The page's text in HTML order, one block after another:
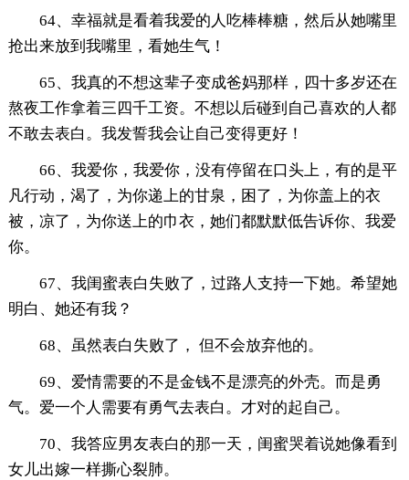
64、幸福就是看着我爱的人吃棒棒糖，然后从她嘴里
抢出来放到我嘴里，看她生气！
65、我真的不想这辈子变成爸妈那样，四十多岁还在
熬夜工作拿着三四千工资。不想以后碰到自己喜欢的人都
不敢去表白。我发誓我会让自己变得更好！
66、我爱你，我爱你，没有停留在口头上，有的是平
凡行动，渴了，为你递上的甘泉，困了，为你盖上的衣
被，凉了，为你送上的巾衣，她们都默默低告诉你、我爱
你。
67、我闺蜜表白失败了，过路人支持一下她。希望她
明白、她还有我？
68、虽然表白失败了， 但不会放弃他的。
69、爱情需要的不是金钱不是漂亮的外壳。而是勇
气。爱一个人需要有勇气去表白。才对的起自己。
70、我答应男友表白的那一天，闺蜜哭着说她像看到
女儿出嫁一样撕心裂肺。